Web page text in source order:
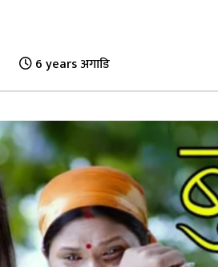
6 years अगाडि